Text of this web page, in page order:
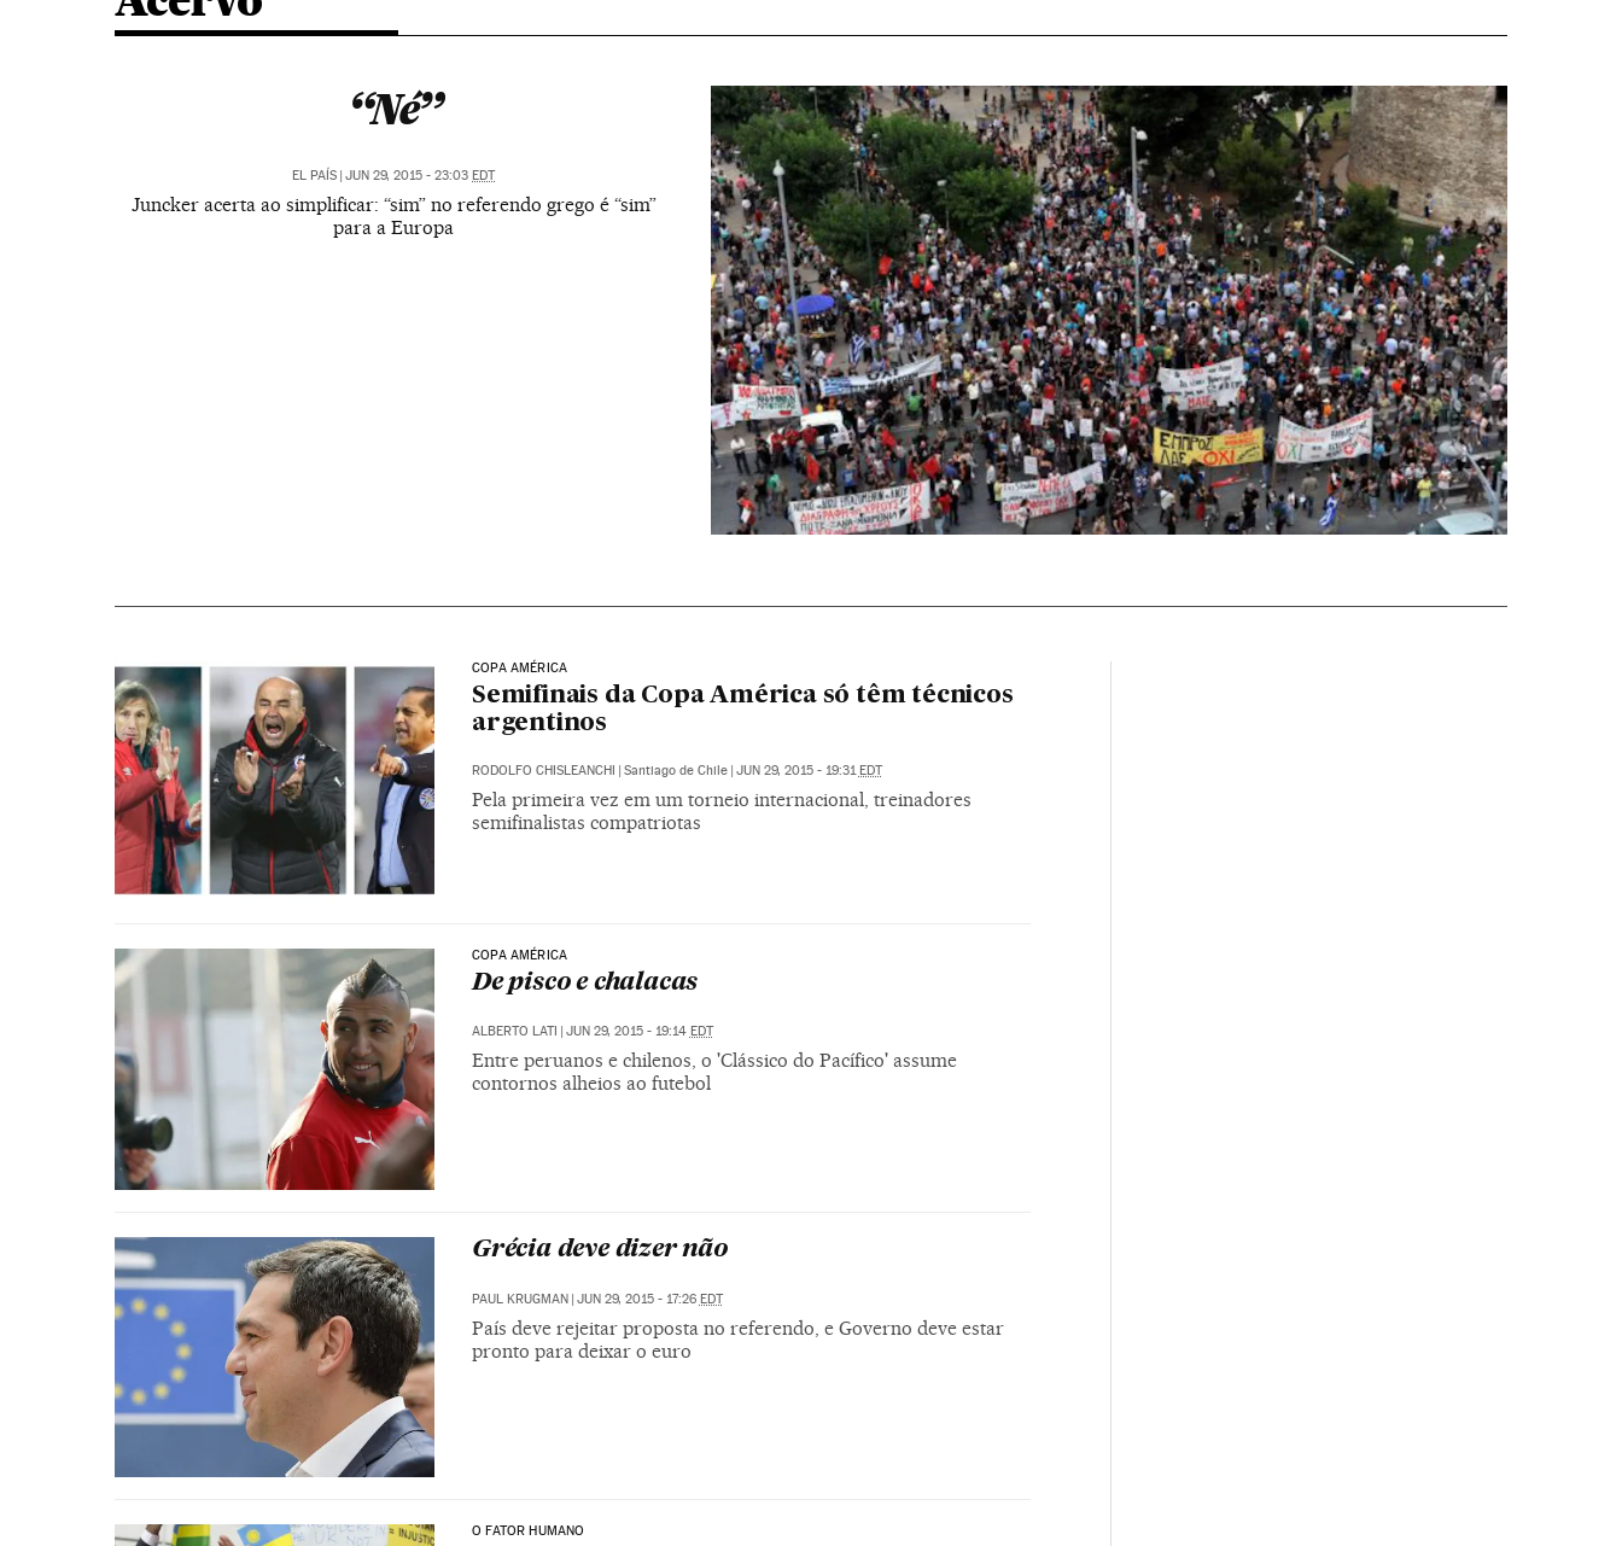
“Né”
EL PAÍS | JUN 29, 2015 - 23:03EDT
Juncker acerta ao simplificar: “sim” no referendo grego é “sim”
para a Europa
COPA AMÉRICA
Semifinais da Copa América só têm técnicos
argentinos
RODOLFO CHISLEANCHI | Santiago de Chile | JUN 29, 2015 - 19:31EDT
Pela primeira vez em um torneio internacional, treinadores
semifinalistas compatriotas
COPA AMÉRICA
De pisco e chalacas
ALBERTO LATI JUN 29, 2015 - 19:14 EDT
Entre peruanos e chilenos, o 'Clássico do Pacífico' assume
contornos alheios ao futebol
Grécia deve dizer não
PAUL KRUGMAN | JUN 29, 2015 - 17:26 EDT
País deve rejeitar proposta no referendo, e Governo deve estar
pronto para deixar o euro
O FATOR HUMANO